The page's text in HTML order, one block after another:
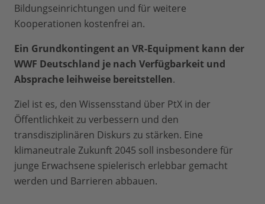
Bildungseinrichtungen und für weitere
Kooperationen kostenfrei an.
Ein Grundkontingent an VR-Equipment kann der
WWF Deutschland je nach Verfügbarkeit und
Absprache leihweise bereitstellen.
Ziel ist es, den Wissensstand über PtX in der
Öffentlichkeit zu verbessern und den
transdisziplinären Diskurs zu stärken. Eine
klimaneutrale Zukunft 2045 soll insbesondere für
junge Erwachsene spielerisch erlebbar gemacht
werden und Barrieren abbauen.